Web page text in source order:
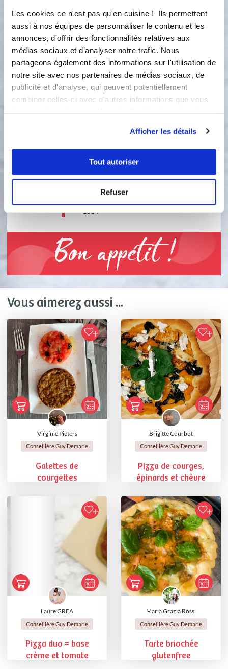
Les cookies ce n'est pas qu'en cuisine ! Ils permettent
aussi à nos équipes de personnaliser le contenu et les
annonces, d'offrir des fonctionnalités relatives aux
médias sociaux et d'analyser notre trafic. Nous
partageons également des informations sur l'utilisation de
notre site avec nos partenaires de médias sociaux, de
publicité et d'analyse, qui peuvent potentiellement
combiner celles-ci avec d'autres informations que vous
Afficher les détails
Tout autoriser
Refuser
les courgettes pendant 10 minutes, à
feu moyen. Saler et poivrer. Réserver.
2
Préchauffer le four à 180°. Dans un
cul de poule, mélanger 3 œufs et le
fromage de chèvre frais. Ciseler
l'oignon et la ciboulette, et les
incorporer au mélange. Saler et
Abaisser la pâte et la disposer dans le
recouvrir de rondelles de courgette,
puis d'un peu de gruyère. Renouveler
une seconde fois l'opération.
180°.
Bon appétit !
Vous aimerez aussi ...
Virginie Pieters
Conseillère Guy Demarle
Galettes de
courgettes
Brigitte Courbot
Conseillère Guy Demarle
Pizza de courges,
épinards et chèvre
Laure GREA
Conseillère Guy Demarle
Pizza duo = base
crème et tomate
Maria Grazia Rossi
Conseillère Guy Demarle
Tarte briochée
glutenfree